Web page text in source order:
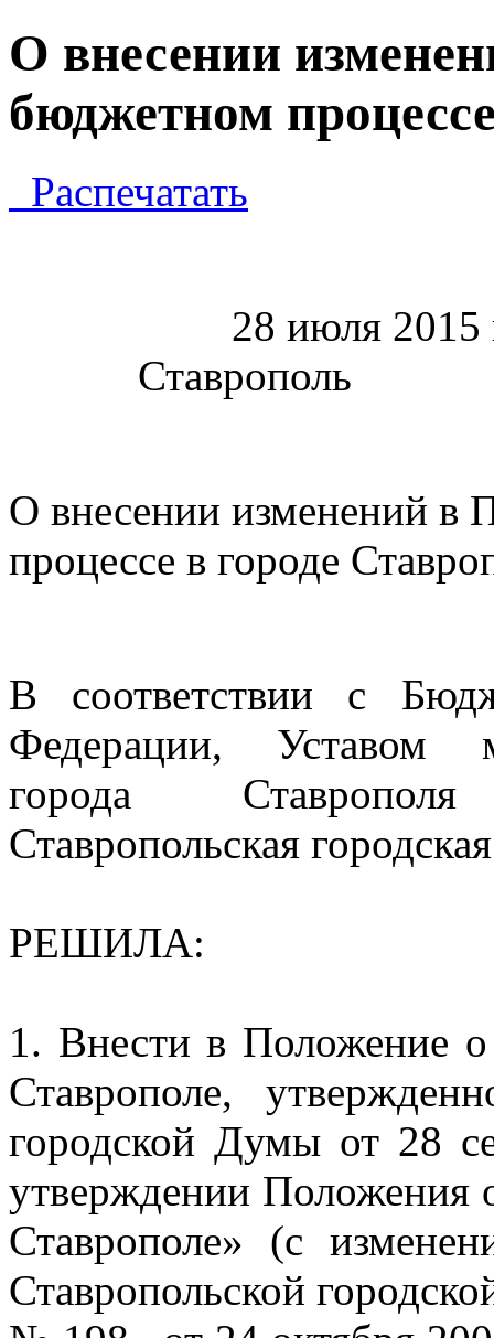
О внесении
бюджетном
Распечатать
28 июля 2015
Ставрополь
О внесении изменений в
процессе в городе
В соответствии с
Федерации, Уставом
города
Ставропольская
РЕШИЛА:
1. Внести в Положение
Ставрополе,
городской Думы от 28
утверждении Положения
Ставрополе» (с
Ставропольской